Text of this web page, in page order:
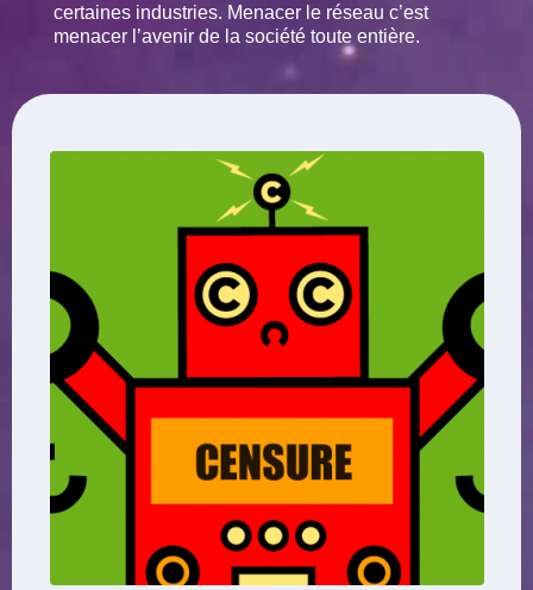
certaines industries. Menacer le réseau c’est
menacer l’avenir de la société toute entière.